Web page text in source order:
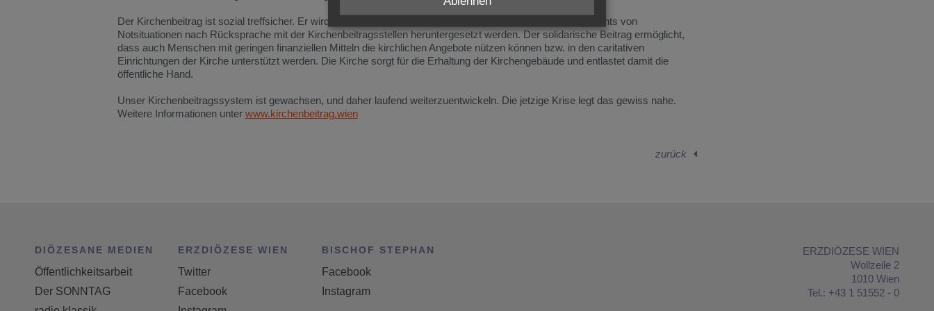
Der Kirchenbeitrag ist sozial treffsicher. Er wird an der Höhe des Einkommens bemessen und kann angesichts von
Notsituationen nach Rücksprache mit der Kirchenbeitragsstellen heruntergesetzt werden. Der solidarische Beitrag ermöglicht,
dass auch Menschen mit geringen finanziellen Mitteln die kirchlichen Angebote nützen können bzw. in den caritativen
Einrichtungen der Kirche unterstützt werden. Die Kirche sorgt für die Erhaltung der Kirchengebäude und entlastet damit die
öffentliche Hand.
Unser Kirchenbeitragssystem ist gewachsen, und daher laufend weiterzuentwickeln. Die jetzige Krise legt das gewiss nahe.
Weitere Informationen unter www.kirchenbeitrag.wien
zurück
DIÖZESANE MEDIEN
Öffentlichkeitsarbeit
Der SONNTAG
ERZDIÖZESE WIEN
Twitter
Facebook
BISCHOF STEPHAN
Facebook
Instagram
ERZDIÖZESE WIEN
Wollzeile 2
1010 Wien
Tel.: +43 1 51552 - 0